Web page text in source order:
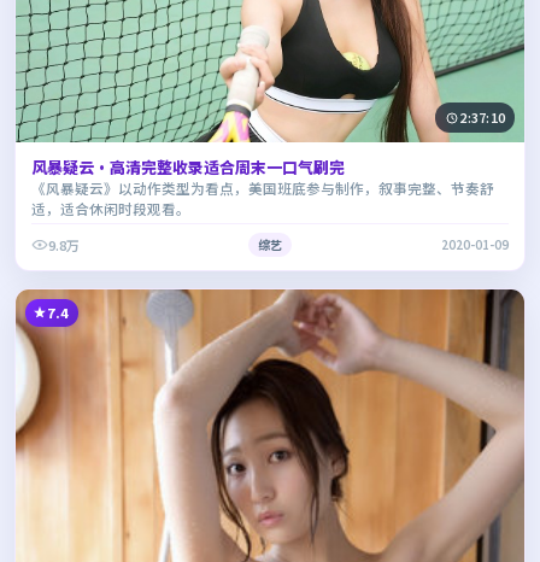
2:37:10
风暴疑云·高清完整收录适合周末一口气刷完
《风暴疑云》以动作类型为看点，美国班底参与制作，叙事完整、节奏舒
适，适合休闲时段观看。
9.8万
综艺 2020-01-09
7.4